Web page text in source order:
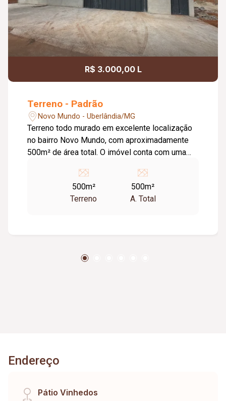
R$ 3.000,00 L
Terreno - Padrão
Novo Mundo - Uberlândia/MG
Terreno todo murado em excelente localização
no bairro Novo Mundo, com aproximadamente
500m² de área total. O imóvel conta com uma
oferecendo praticidade para apoio
administrativo, depósito ou diversas finalidades
comerciais e residenciais. Espaço amplo,
500m²
Terreno
500m²
A. Total
Endereço
Pátio Vinhedos